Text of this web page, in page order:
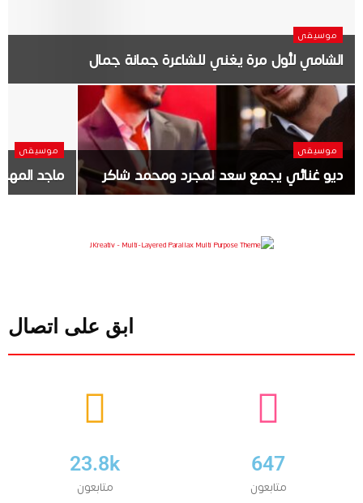
موسيقى
الشامي لأول مرة يغني للشاعرة جمانة جمال
موسيقى
ديو غنائي يجمع سعد لمجرد ومحمد شاكر
موسيقى
ماجد
ابق على اتصال
647
متابعون
23.8k
متابعون